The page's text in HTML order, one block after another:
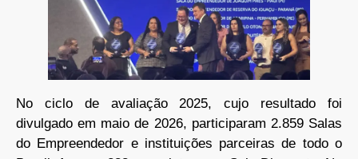
No ciclo de avaliação 2025, cujo resultado foi
divulgado em maio de 2026, participaram 2.859 Salas
do Empreendedor e instituições parceiras de todo o